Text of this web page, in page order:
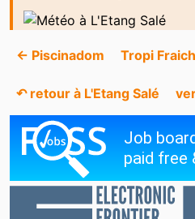
← Piscinadom Tropi
↶ retour à L'Etang Salé